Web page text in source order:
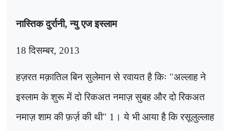
नास्तिक दुर्रानी,न्यु एज इस्लाम
18 दिसम्बर, 2013
हज़रत मक़ातिल बिन सुलेमान से रवायत है किः "अल्लाह ने
इस्लाम के शुरू में दो रिकअत नमाज़ सुबह और दो ​​रिकअत
नमाज़ शाम की फ़र्ज़ की थी" 1 । ये भी आया है कि रसूलुल्लाह